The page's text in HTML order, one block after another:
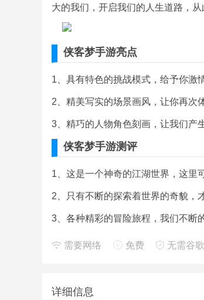
大的我们，开启我们的人生道路，从
侠客梦手游亮点
1、具有特色的挑战模式，给予你激
2、精美写实的场景画风，让你再次
3、精巧的人物角色刻画，让我们产
侠客梦手游测评
1、这是一个神奇的江湖世界，这里
2、只有不断的探索着世界的奇貌，
3、各种精彩的冒险旅程，我们不断
需要网络 免费 无需谷
详细信息